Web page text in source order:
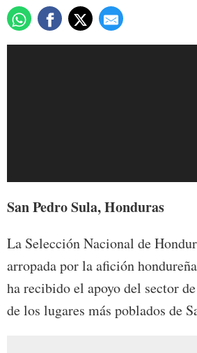
San Pedro Sula, Honduras
La Selección Nacional de
arropada por la afición
ha recibido el apoyo del sector
de los lugares más poblados de